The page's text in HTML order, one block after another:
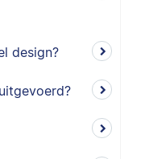
design?